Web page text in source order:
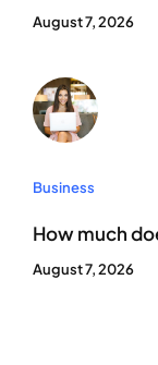
August 7, 2026
Business
How much
August 7, 2026